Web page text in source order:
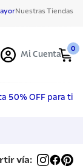
Nuestras Tiendas
Mi Cuenta
0
50% OFF para ti
vía: